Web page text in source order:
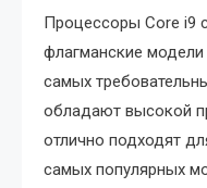
Процессоры Core i9
флагманские
самых
обладают высокой
отлично подходят
самых популярных